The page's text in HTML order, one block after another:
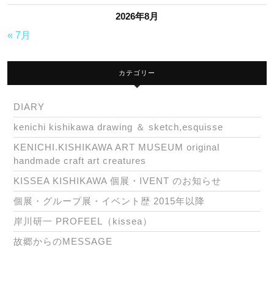
2026年8月
« 7月
カテゴリー
DIARY
kenichi kishikawa drawing ＆ sketch,esquisse
KENICHI.KISHIKAWA ART MUSEUM original
handmade craft art creatures
KISSEA KISHIKAWA 個展・IVENT のお知らせ
個展・グループ展・イベント歴 2015年以降
岸川研一 PROFEEL（kissea）
故郷からのMESSAGE